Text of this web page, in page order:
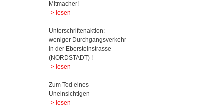
Mitmacher!
-> lesen
Unterschriftenaktion:
weniger Durchgangsverkehr
in der Ebersteinstrasse
(NORDSTADT) !
-> lesen
Zum Tod eines
Uneinsichtigen
-> lesen